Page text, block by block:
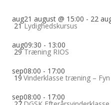
aug
21
21 august @ 15:00 - 22
Lydighedskursus
aug
29
09:30 - 13:00
Træning RIOS
sep
19
08:00 - 17:00
Vinderklasse træning – Fyn
sep08:00 - 17:00